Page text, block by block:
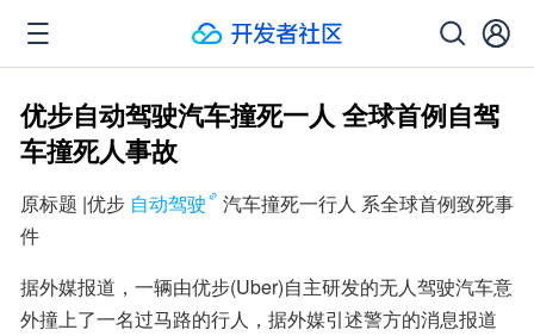
优步自动驾驶汽车撞死一人 全球首例自驾
车撞死人事故
原标题 |优步 自动驾驶
汽车撞死一行人 系全球首例致死事
件
据外媒报道，一辆由优步(Uber)自主研发的无人驾驶汽车意
外撞上了一名过马路的行人，据外媒引述警方的消息报道